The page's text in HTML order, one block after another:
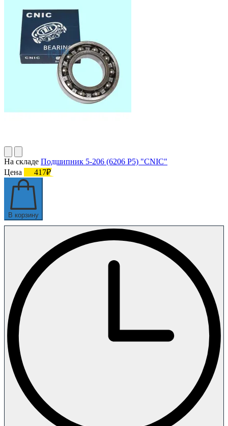
На складе Подшипник 5-206 (6206 P5) "CNIC"
Цена
417₽
В корзину